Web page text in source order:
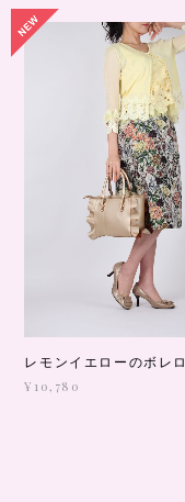
レモンイエローのボレロ
¥10,780